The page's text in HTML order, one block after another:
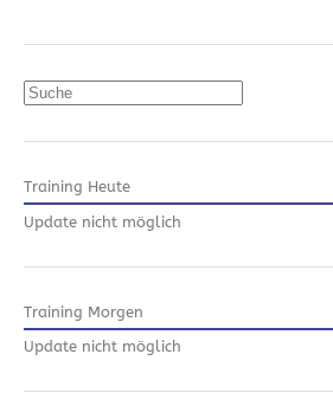
Suchen
Training Heute
Update nicht möglich
Training Morgen
Update nicht möglich